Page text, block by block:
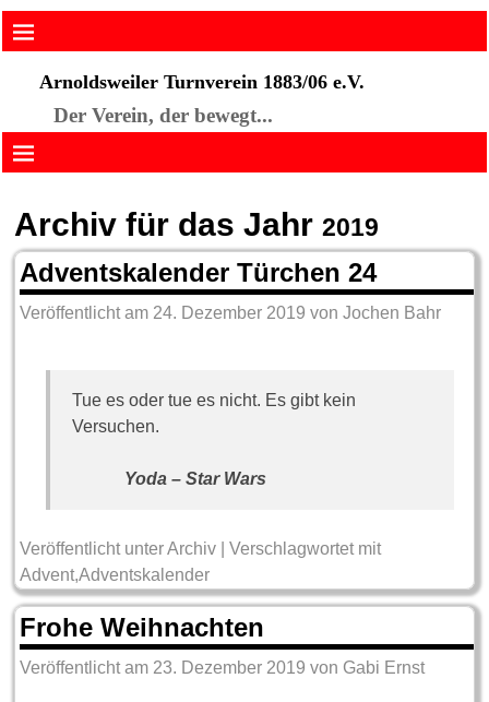
Arnoldsweiler Turnverein 1883/06 e.V.
Der Verein, der bewegt...
Archiv für das Jahr2019
Adventskalender Türchen 24
Veröffentlicht am 24. Dezember 2019 vonJochen Bahr
Tue es oder tue es nicht. Es gibt kein
Versuchen.
Yoda – Star Wars
Veröffentlicht unter Archiv |Verschlagwortet mit
Advent,Adventskalender
Frohe Weihnachten
Veröffentlicht am 23. Dezember 2019 von Gabi Ernst